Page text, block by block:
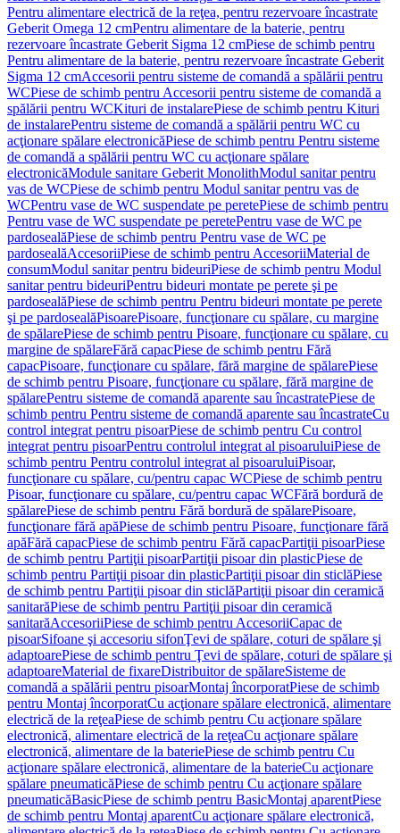
Pentru alimentare electrică de la reţea, pentru rezervoare încastrate
Geberit Omega 12 cmPentru alimentare de la baterie, pentru
rezervoare încastrate Geberit Sigma 12 cmPiese de schimb pentru
Pentru alimentare de la baterie, pentru rezervoare încastrate Geberit
Sigma 12 cmAccesorii pentru sisteme de comandă a spălării pentru
WCPiese de schimb pentru Accesorii pentru sisteme de comandă a
spălării pentru WCKituri de instalarePiese de schimb pentru Kituri
de instalarePentru sisteme de comandă a spălării pentru WC cu
acţionare spălare electronicăPiese de schimb pentru Pentru sisteme
de comandă a spălării pentru WC cu acţionare spălare
electronicăModule sanitare Geberit MonolithModul sanitar pentru
vas de WCPiese de schimb pentru Modul sanitar pentru vas de
WCPentru vase de WC suspendate pe peretePiese de schimb pentru
Pentru vase de WC suspendate pe peretePentru vase de WC pe
pardosealăPiese de schimb pentru Pentru vase de WC pe
pardosealăAccesoriiPiese de schimb pentru AccesoriiMaterial de
consumModul sanitar pentru bideuriPiese de schimb pentru Modul
sanitar pentru bideuriPentru bideuri montate pe perete şi pe
pardosealăPiese de schimb pentru Pentru bideuri montate pe perete
şi pe pardosealăPisoarePisoare, funcţionare cu spălare, cu margine
de spălarePiese de schimb pentru Pisoare, funcţionare cu spălare, cu
margine de spălareFără capacPiese de schimb pentru Fără
capacPisoare, funcţionare cu spălare, fără margine de spălarePiese
de schimb pentru Pisoare, funcţionare cu spălare, fără margine de
spălarePentru sisteme de comandă aparente sau încastratePiese de
schimb pentru Pentru sisteme de comandă aparente sau încastrateCu
control integrat pentru pisoarPiese de schimb pentru Cu control
integrat pentru pisoarPentru controlul integrat al pisoaruluiPiese de
schimb pentru Pentru controlul integrat al pisoaruluiPisoar,
funcţionare cu spălare, cu/pentru capac WCPiese de schimb pentru
Pisoar, funcţionare cu spălare, cu/pentru capac WCFără bordură de
spălarePiese de schimb pentru Fără bordură de spălarePisoare,
funcţionare fără apăPiese de schimb pentru Pisoare, funcţionare fără
apăFără capacPiese de schimb pentru Fără capacPartiţii pisoarPiese
de schimb pentru Partiţii pisoarPartiţii pisoar din plasticPiese de
schimb pentru Partiţii pisoar din plasticPartiţii pisoar din sticlăPiese
de schimb pentru Partiţii pisoar din sticlăPartiţii pisoar din ceramică
sanitarăPiese de schimb pentru Partiţii pisoar din ceramică
sanitarăAccesoriiPiese de schimb pentru AccesoriiCapac de
pisoarSifoane şi accesoriu sifonŢevi de spălare, coturi de spălare şi
adaptoarePiese de schimb pentru Ţevi de spălare, coturi de spălare şi
adaptoareMaterial de fixareDistribuitor de spălareSisteme de
comandă a spălării pentru pisoarMontaj încorporatPiese de schimb
pentru Montaj încorporatCu acţionare spălare electronică, alimentare
electrică de la reţeaPiese de schimb pentru Cu acţionare spălare
electronică, alimentare electrică de la reţeaCu acţionare spălare
electronică, alimentare de la bateriePiese de schimb pentru Cu
acţionare spălare electronică, alimentare de la baterieCu acţionare
spălare pneumaticăPiese de schimb pentru Cu acţionare spălare
pneumaticăBasicPiese de schimb pentru BasicMontaj aparentPiese
de schimb pentru Montaj aparentCu acţionare spălare electronică,